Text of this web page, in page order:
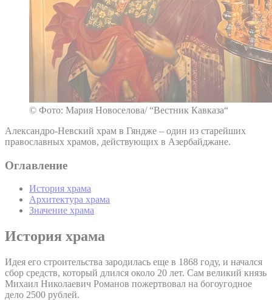
© Фото: Мария Новоселова/ “Вестник Кавказа“
Александро-Невский храм в Гяндже – один из старейших
православных храмов, действующих в Азербайджане.
Оглавление
История храма
Архитектура храма
Значение храма
История храма
Идея его строительства зародилась еще в 1868 году, и начался
сбор средств, который длился около 20 лет. Сам великий князь
Михаил Николаевич Романов пожертвовал на богоугодное
дело 2500 рублей.